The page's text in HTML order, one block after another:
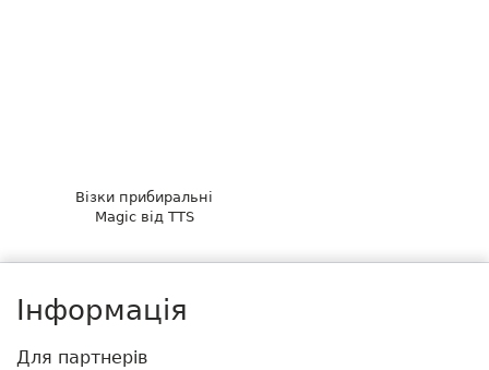
Візки прибиральні
Magic від TTS
Інформація
Для партнерів